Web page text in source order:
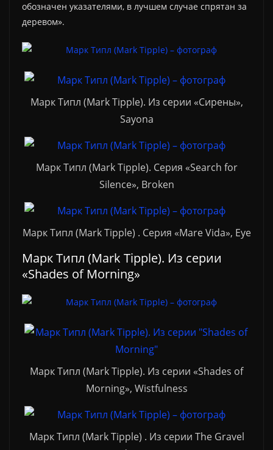
обозначен указателями, в лучшем случае спрятан за
деревом».
Марк Типл (Mark Tipple). Из серии «Сирены»,
Sayona
Марк Типл (Mark Tipple). Серия «Search for
Silence», Broken
Марк Типл (Mark Tipple) . Серия «Mare Vida», Eye
Марк Типл (Mark Tipple). Из серии
«Shades of Morning»
Марк Типл (Mark Tipple). Из серии «Shades of
Morning», Wistfulness
Марк Типл (Mark Tipple) . Из серии The Gravel